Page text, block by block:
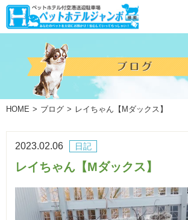
HOME ブログ レイちゃん【Mダックス】
日記
2023.02.06
レイちゃん【Mダックス】